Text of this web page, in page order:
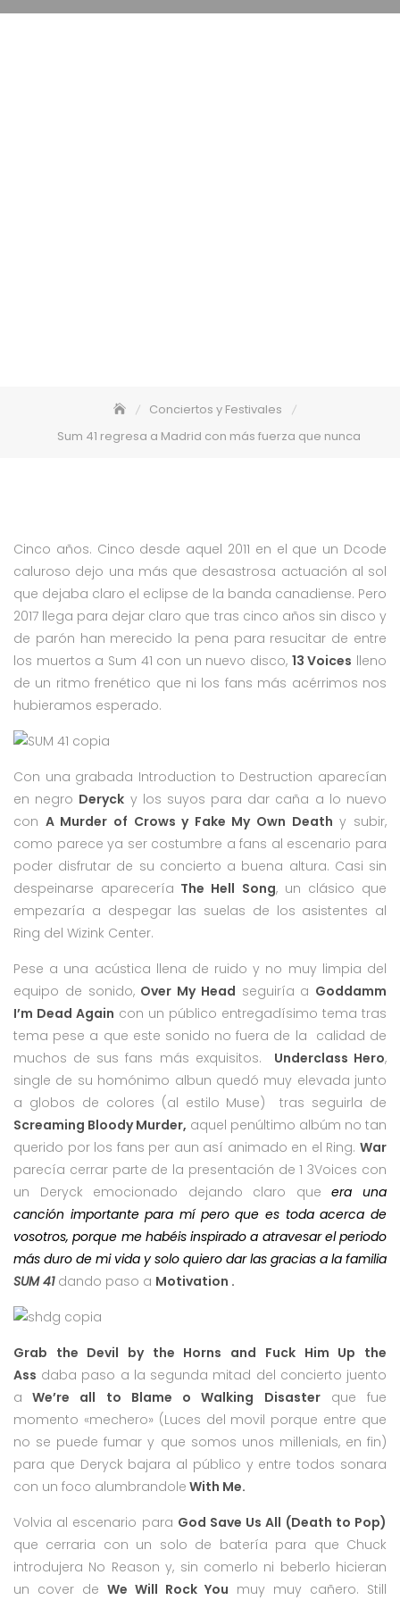
Conciertos y Festivales
Sum 41 regresa a Madrid con más fuerza que nunca
Cinco años. Cinco desde aquel 2011 en el que un Dcode
caluroso dejo una más que desastrosa actuación al sol
que dejaba claro el eclipse de la banda canadiense. Pero
2017 llega para dejar claro que tras cinco años sin disco y
de parón han merecido la pena para resucitar de entre
los muertos a Sum 41 con un nuevo disco, 13 Voices lleno
de un ritmo frenético que ni los fans más acérrimos nos
hubieramos esperado.
Con una grabada Introduction to Destruction aparecían
en negro Deryck y los suyos para dar caña a lo nuevo
con A Murder of Crows y Fake My Own Death y subir,
como parece ya ser costumbre a fans al escenario para
poder disfrutar de su concierto a buena altura. Casi sin
despeinarse aparecería The Hell Song, un clásico que
empezaría a despegar las suelas de los asistentes al
Ring del Wizink Center.
Pese a una acústica llena de ruido y no muy limpia del
equipo de sonido, Over My Head seguiría a Goddamm
I’m Dead Again con un público entregadísimo tema tras
tema pese a que este sonido no fuera de la calidad de
muchos de sus fans más exquisitos. Underclass Hero,
single de su homónimo albun quedó muy elevada junto
a globos de colores (al estilo Muse) tras seguirla de
Screaming Bloody Murder, aquel penúltimo albúm no tan
querido por los fans per aun así animado en el Ring. War
parecía cerrar parte de la presentación de 1 3Voices con
un Deryck emocionado dejando claro que era una
canción importante para mí pero que es toda acerca de
vosotros, porque me habéis inspirado a atravesar el periodo
más duro de mi vida y solo quiero dar las gracias a la familia
SUM 41 dando paso a Motivation .
Grab the Devil by the Horns and Fuck Him Up the
Ass daba paso a la segunda mitad del concierto juento
a We’re all to Blame o Walking Disasterque fue
momento «mechero» (Luces del movil porque entre que
no se puede fumar y que somos unos millenials, en fin)
para que Deryck bajara al público y entre todos sonara
con un foco alumbrandole With Me.
Volvia al escenario para God Save Us All (Death to Pop)
que cerraria con un solo de batería para que Chuck
introdujera No Reason y, sin comerlo ni beberlo hicieran
un cover de We Will Rock You muy muy cañero. Still